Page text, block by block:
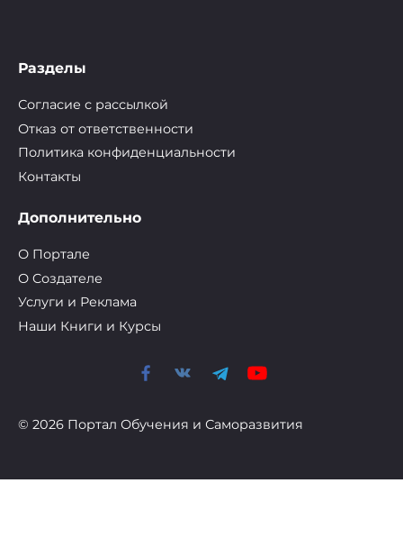
Разделы
Согласие с рассылкой
Отказ от ответственности
Политика конфиденциальности
Контакты
Дополнительно
О Портале
О Cоздателе
Услуги и Реклама
Наши Книги и Курсы
© 2026 Портал Обучения и Саморазвития